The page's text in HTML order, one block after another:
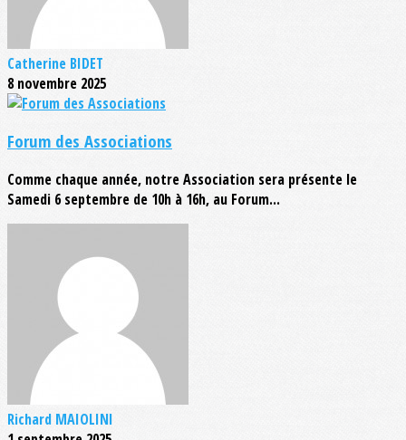
Catherine BIDET
8 novembre 2025
Forum des Associations
Comme chaque année, notre Association sera présente le
Samedi 6 septembre de 10h à 16h, au Forum...
Richard MAIOLINI